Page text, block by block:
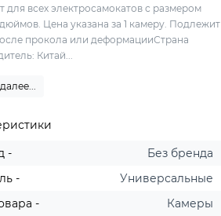
для всех электросамокатов с размером
Цена указана за 1 камеру. Подлежит
прокола или деформацииСтрана
Китай...
-
Без бренда
-
Универсальные
-
Камеры